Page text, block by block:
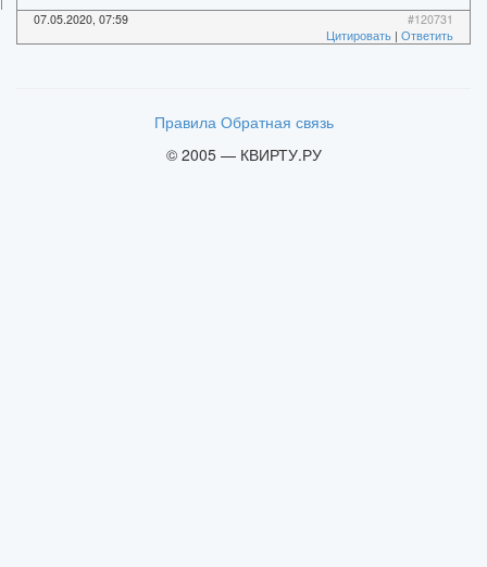
07.05.2020, 07:59
#120731
Цитировать | Ответить
Правила Обратная связь
© 2005 — КВИРТУ.РУ